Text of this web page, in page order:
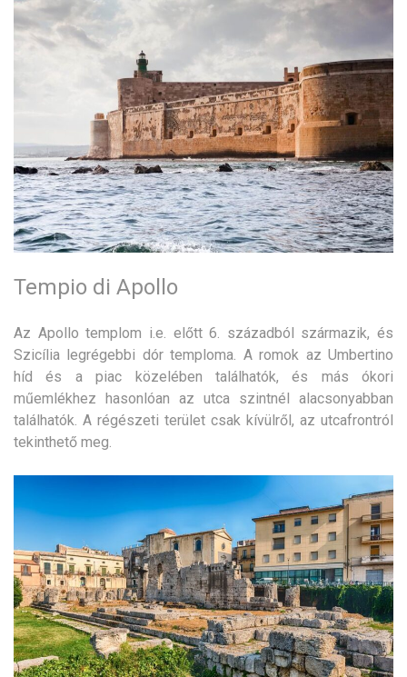
Tempio di Apollo
Az Apollo templom i.e. előtt 6. századból származik, és
Szicília legrégebbi dór temploma. A romok az Umbertino
híd és a piac közelében találhatók, és más ókori
műemlékhez hasonlóan az utca szintnél alacsonyabban
találhatók. A régészeti terület csak kívülről, az utcafrontról
tekinthető meg.